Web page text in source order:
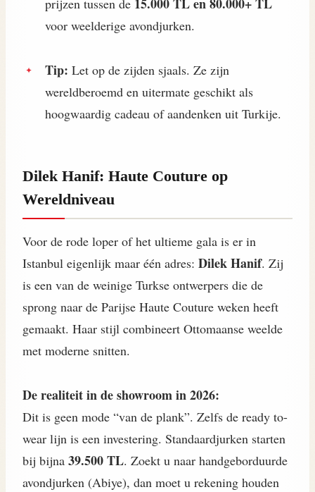
voor weelderige avondjurken.
Tip: Let op de zijden sjaals. Ze zijn
wereldberoemd en uitermate geschikt als
hoogwaardig cadeau of aandenken uit Turkije.
Dilek Hanif: Haute Couture op
Wereldniveau
Voor de rode loper of het ultieme gala is er in
Istanbul eigenlijk maar één adres: Dilek Hanif. Zij
is een van de weinige Turkse ontwerpers die de
sprong naar de Parijse Haute Couture weken heeft
gemaakt. Haar stijl combineert Ottomaanse weelde
met moderne snitten.
De realiteit in de showroom in 2026:
Dit is geen mode “van de plank”. Zelfs de ready to-
wear lijn is een investering. Standaardjurken starten
bij bijna 39.500 TL. Zoekt u naar handgeborduurde
avondjurken (Abiye), dan moet u rekening houden